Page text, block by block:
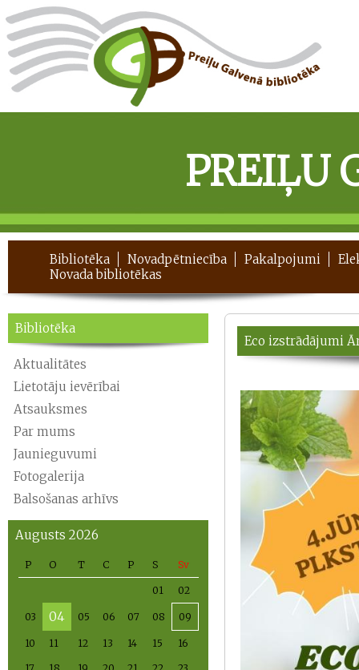
PREIĻU
Bibliotēka Novadpētniecība Pakalpojumi
Novada bibliotēkas
Bibliotēka
Aktualitātes
Lietotāju ievērībai
Atsauksmes
Par mums
Jaunieguvumi
Fotogalerija
Balsošanas arhīvs
Augusts 2026
P O T C P S Sv
01 02
03 04 05 06 07 08 09
10 11 12 13 14 15 16
Eco izstrādājumi